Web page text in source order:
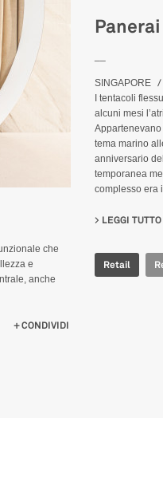
che
e
anche
CONDIVIDI
SINGAPORE
I tentacoli
alcuni mesi
tema marino
anniversario
temporanea
complesso era
LEGGI TUTTO
Retail